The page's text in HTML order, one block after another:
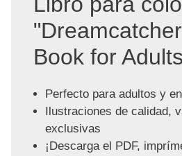
Book for
Perfecto para adultos y
Ilustraciones de calidad,
exclusivas
¡Descarga el PDF,